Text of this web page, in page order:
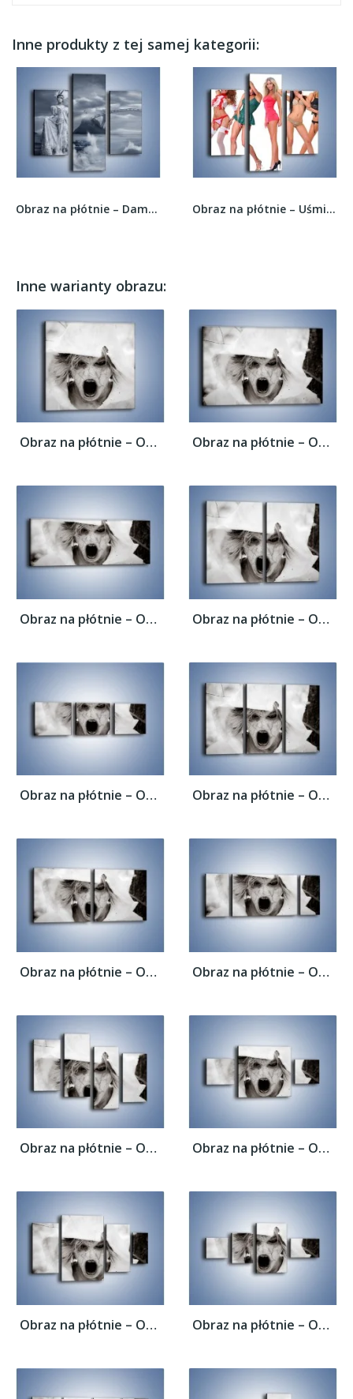
Inne produkty z tej samej kategorii:
Obraz na płótnie – Dama w sepii – trzyczęściowy... Obraz na płótnie – Uśmiechnięte niegrzeczne...
Inne warianty obrazu:
Obraz na płótnie – Okropność i strach –... Obraz na płótnie – Okropność i strach –...
Obraz na płótnie – Okropność i strach –... Obraz na płótnie – Okropność i strach –...
Obraz na płótnie – Okropność i strach –... Obraz na płótnie – Okropność i strach –...
Obraz na płótnie – Okropność i strach –... Obraz na płótnie – Okropność i strach –...
Obraz na płótnie – Okropność i strach –... Obraz na płótnie – Okropność i strach –...
Obraz na płótnie – Okropność i strach –... Obraz na płótnie – Okropność i strach –...